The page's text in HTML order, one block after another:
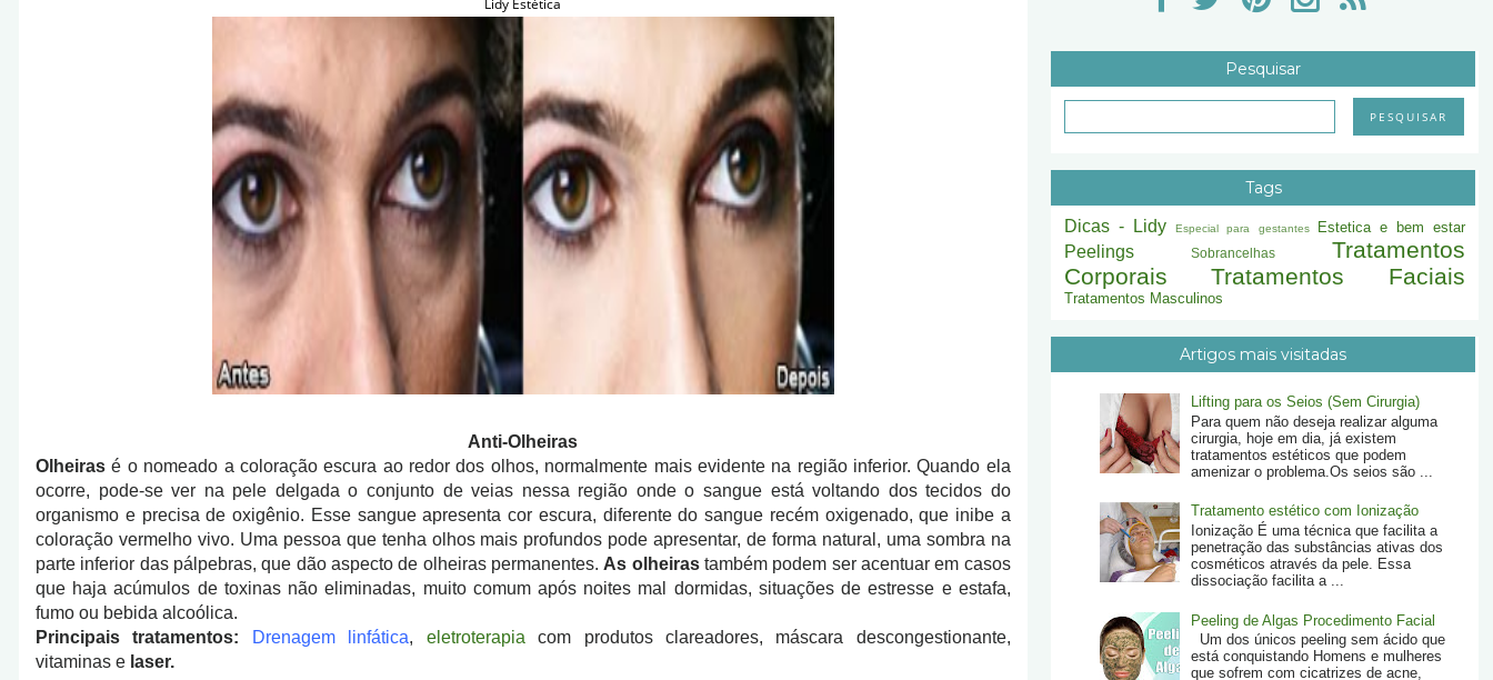
Lidy Estética
Anti-Olheiras
Olheiras é o nomeado a coloração escura ao redor dos olhos, normalmente mais evidente na região inferior. Quando ela
ocorre, pode-se ver na pele delgada o conjunto de veias nessa região onde o sangue está voltando dos tecidos do
organismo e precisa de oxigênio. Esse sangue apresenta cor escura, diferente do sangue recém oxigenado, que inibe a
coloração vermelho vivo. Uma pessoa que tenha olhos mais profundos pode apresentar, de forma natural, uma sombra na
parte inferior das pálpebras, que dão aspecto de olheiras permanentes. As olheirastambém podem ser acentuar em casos
que haja acúmulos de toxinas não eliminadas, muito comum após noites mal dormidas, situações de estresse e estafa,
fumo ou bebida alcoólica.
Principais tratamentos:
Drenagem linfática, eletroterapia com produtos clareadores, máscara descongestionante,
vitaminas e laser.
Pesquisar
Tags
Dicas - Lidy Especial para gestantes Estetica e bem estar
Peelings Sobrancelhas
Tratamentos
Corporais
Tratamentos Faciais
Tratamentos Masculinos
Artigos mais visitadas
Lifting para os Seios (Sem Cirurgia)
Para quem não deseja realizar alguma
cirurgia, hoje em dia, já existem
tratamentos estéticos que podem
amenizar o problema.Os seios são ...
Tratamento estético com Ionização
Ionização É uma técnica que facilita a
penetração das substâncias ativas dos
cosméticos através da pele. Essa
dissociação facilita a ...
Peeling de Algas Procedimento Facial
Um dos únicos peeling sem ácido que
está conquistando Homens e mulheres
que sofrem com cicatrizes de acne,